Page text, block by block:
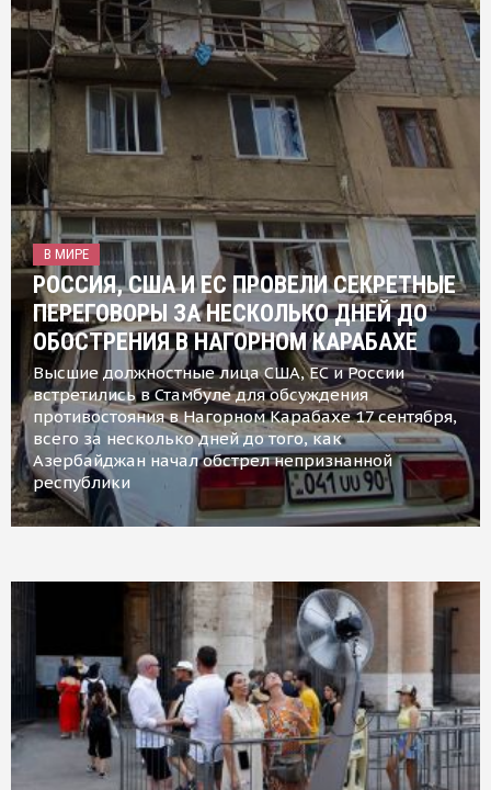
В МИРЕ
РОССИЯ, США И ЕС ПРОВЕЛИ СЕКРЕТНЫЕ
ПЕРЕГОВОРЫ ЗА НЕСКОЛЬКО ДНЕЙ ДО
ОБОСТРЕНИЯ В НАГОРНОМ КАРАБАХЕ
Высшие должностные лица США, ЕС и России
встретились в Стамбуле для обсуждения
противостояния в Нагорном Карабахе 17 сентября,
всего за несколько дней до того, как
Азербайджан начал обстрел непризнанной
республики